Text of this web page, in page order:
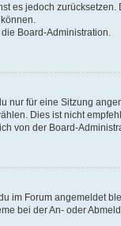
es jedoch
Board-Administration.
nur für eine Sitzung
Dies ist nicht
von der Board-
im Forum angemeldet
bei der An- oder